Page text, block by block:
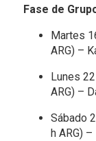
Fase de
Martes
ARG) –
Lunes
ARG) –
Sábado
h ARG)